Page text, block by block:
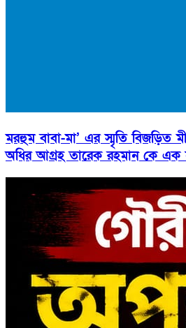
মরহুম বাবা-মা’ এর স্মৃতি বিজড়িত
অধির আগ্রহ তারেক রহমান কে এক